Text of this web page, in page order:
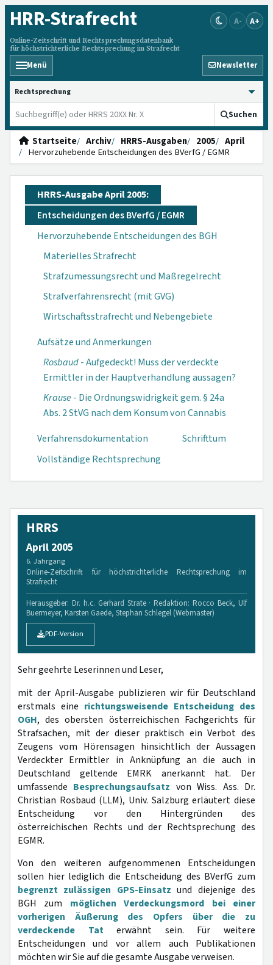
HRR-Strafrecht
Online-Zeitschrift und Rechtsprechungsdatenbank
für höchstrichterliche Rechtsprechung im Strafrecht
A- A+
Menü Newsletter
HRRS durchsuchen
Suchen
Startseite Archiv HRRS-Ausgaben 2005
April
Hervorzuhebende Entscheidungen des BVerfG / EGMR
HRRS-Ausgabe April 2005:
Entscheidungen des BVerfG / EGMR
Hervorzuhebende Entscheidungen des BGH
Materielles Strafrecht
Strafzumessungsrecht und Maßregelrecht
Strafverfahrensrecht (mit GVG)
Wirtschaftsstrafrecht und Nebengebiete
Aufsätze und Anmerkungen
Rosbaud- Aufge­deckt! Muss der verdeckte
Ermittler in der Hauptver­handlung aus­sagen?
Krause- Die Ordnungswidrig­keit gem. § 24a
Abs. 2 StVG nach dem Konsum von Cannabis
Verfahrensdokumen­tation
Schrifttum
Vollständige Rechtsprechung
HRRS
April 2005
6. Jahrgang
Online-Zeitschrift für höchstrichterliche Rechtsprechung im
Strafrecht
Herausgeber: Dr. h.c. Gerhard Strate · Redaktion: Rocco Beck, Ulf
Buermeyer, Karsten Gaede, Stephan Schlegel (Webmaster)
PDF-Version
Sehr geehrte Leserinnen und Leser,
mit der April-Ausgabe publizieren wir für Deutschland
erstmals eine richtungsweisende Entscheidung des
OGH, des obersten österreichischen Fachgerichts für
Strafsachen, mit der dieser praktisch ein Verbot des
Zeugens vom Hörensagen hinsichtlich der Aussagen
Verdeckter Ermittler in Anknüpfung an die auch in
Deutschland geltende EMRK anerkannt hat. Der
umfassende Besprechungsaufsatz von Wiss. Ass. Dr.
Christian Rosbaud (LLM), Univ. Salzburg erläutert diese
Entscheidung vor den Hintergründen des
österreichischen Rechts und der Rechtsprechung des
EGMR.
Von den weiteren aufgenommenen Entscheidungen
sollen hier lediglich die Entscheidung des BVerfG zum
begrenzt zulässigen GPS-Einsatz und diejenige des
BGH zum möglichen Verdeckungsmord bei einer
vorherigen Äußerung des Opfers über die zu
verdeckende Taterwähnt sein. Für weitere
Entscheidungen und vor allem auch Publikationen
möchten wir Sie auf die gesamte Ausgabe verweisen.